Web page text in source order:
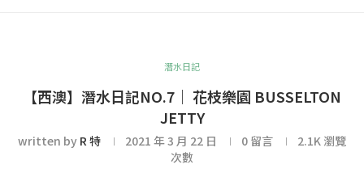
潛水日記
【西澳】潛水日記NO.7｜ 花枝樂園 BUSSELTON
JETTY
written by R 特 2021 年 3 月 22 日 0 留言 2.1K 瀏覽
次數